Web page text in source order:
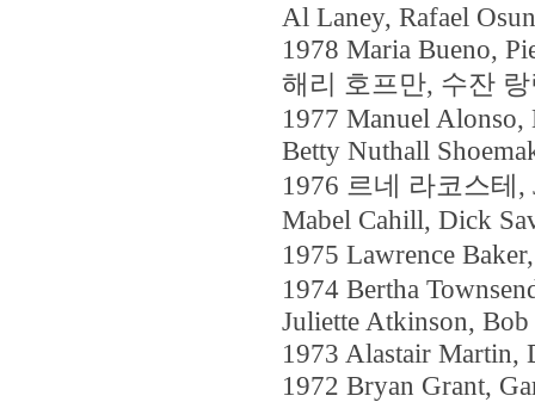
Al Laney, Rafael
1978 Maria Bueno,
해리 호프만, 수잔
1977 Manuel Alonso,
Betty Nuthall
1976 르네 라코스테,
Mabel Cahill, Dick
1975 Lawrence
1974 Bertha
Juliette Atkinson,
1973 Alastair Martin,
1972 Bryan Grant,